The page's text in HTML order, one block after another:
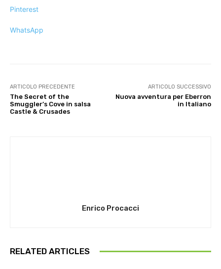
Pinterest
WhatsApp
ARTICOLO PRECEDENTE
The Secret of the
Smuggler’s Cove in salsa
Castle & Crusades
ARTICOLO SUCCESSIVO
Nuova avventura per Eberron
in Italiano
Enrico Procacci
RELATED ARTICLES